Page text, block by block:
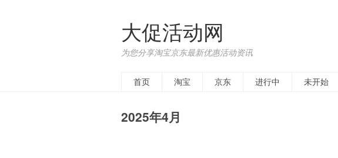
大促活动网
为您分享淘宝京东最新优惠活动资讯
首页
淘宝 京东 进行中 未开始
2025年4月